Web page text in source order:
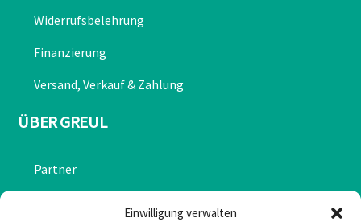
Einwilligung verwalten
Widerrufsbelehrung
Finanzierung
Versand, Verkauf & Zahlung
ÜBER GREUL
Partner